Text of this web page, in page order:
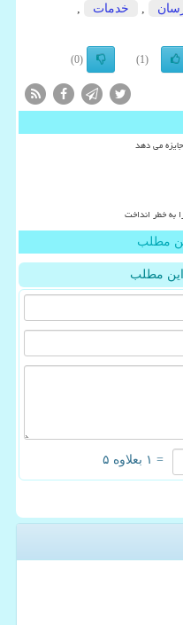
خدمات
(1)
(0)
می دهد
خطر انداخت
مطلب
این مطلب
= ۱ بعلاوه ۵